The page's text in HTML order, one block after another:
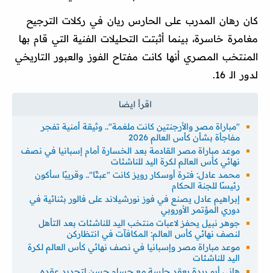
كان رهان المدرب على الحارس ريان في ركلات الترجيح
مغامرة خاسرة، بينما أثبتت التحليلات الفنية التي قام بها
المنتخب المصري أنها كانت مفتاح الفوز والعبور التاريخي
لدور الـ 16.
"مباراة مصر والأرجنتين كانت ملغمة".. وثيقة أمنية تفجر
مفاجأة بشأن كأس العالم 2026
موعد مباراة مصر القادمة بعد الخسارة أمام إسبانيا في نصف
نهائي كأس العالم لكرة اليد للناشئات
محمد عادل: فترة أوسكار رويز كانت "عبثًا".. وقريبًا سأكون
رئيسًا للجنة الحكام
إبراهيم عادل يصنع في فوز نورشيلاند على فالور بثنائية في
دوري المؤتمر الأوروبي
جوهر نبيل يحفز لاعبات منتخب اليد للناشئات بعد التأهل
لنصف نهائي كأس العالم: المكافآت في انتظاركن
موعد مباراة مصر وإسبانيا في نصف نهائي كأس العالم لكرة
اليد للناشئات